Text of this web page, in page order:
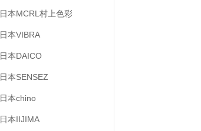
日本MCRL村上色彩
日本VIBRA
日本DAICO
日本SENSEZ
日本chino
日本IIJIMA